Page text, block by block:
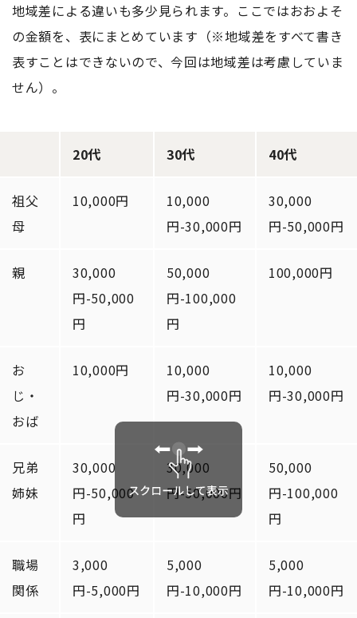
地域差による違いも多少見られます。ここではおおよそ
の金額を、表にまとめています（※地域差をすべて書き
表すことはできないので、今回は地域差は考慮していま
せん）。
20代 30代 40代
祖父
母
10,000円
10,000
円-30,000円
30,000
円-50,000円
親
30,000
円-50,000
円
50,000
円-100,000
円
100,000円
お
じ・
おば
10,000円
10,000
円-30,000円
10,000
円-30,000円
兄弟
姉妹
30,000
円-50,000
円
30,000
円-50,000円
50,000
円-100,000
円
職場
関係
3,000
円-5,000円
5,000
円-10,000円
5,000
円-10,000円